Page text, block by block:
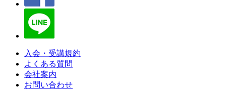
入会・受講規約
よくある質問
会社案内
お問い合わせ